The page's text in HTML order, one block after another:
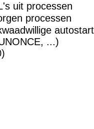
uit processen
processen
...)